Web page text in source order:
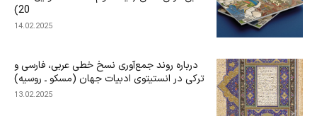
20)
14.02.2025
درباره‌ روند جمع‌آوری نسخ خطی عربی، فارسی و
ترکی در انستیتوی ادبیات جهان (مسکو ـ روسیه)
13.02.2025